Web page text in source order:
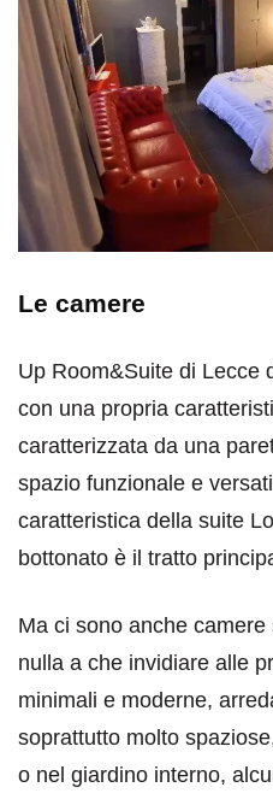
Le camere
Up Room&Suite di Lecce
con una propria
caratterizzata da una
spazio funzionale e
caratteristica della suite
bottonato è il tratto
Ma ci sono anche
nulla a che invidiare alle
minimali e moderne,
soprattutto molto
o nel giardino interno,